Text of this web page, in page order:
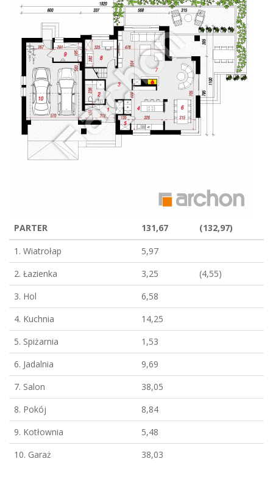
PARTER 131,67
(132,97)
1. Wiatrołap
5,97
2. Łazienka
3,25
(4,55)
3. Hol
6,58
4. Kuchnia
14,25
5. Spiżarnia
1,53
6. Jadalnia
9,69
7. Salon
38,05
8. Pokój
8,84
9. Kotłownia
5,48
10. Garaż
38,03